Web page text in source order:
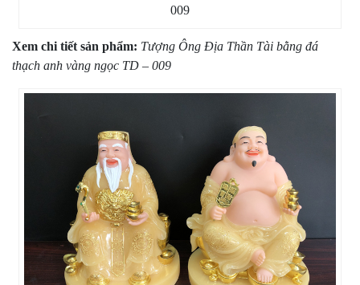
009
Xem chi tiết sản phẩm: Tượng Ông Địa Thần Tài bằng đá
thạch anh vàng ngọc TD – 009